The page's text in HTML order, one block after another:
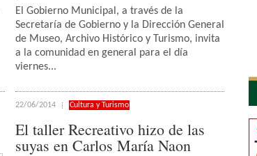
El Gobierno Municipal, a través de la
Secretaría de Gobierno y la Dirección General
de Museo, Archivo Histórico y Turismo, invita
a la comunidad en general para el día
viernes...
22/06/2014 Cultura y Turismo
El taller Recreativo hizo de las
suyas en Carlos María Naon